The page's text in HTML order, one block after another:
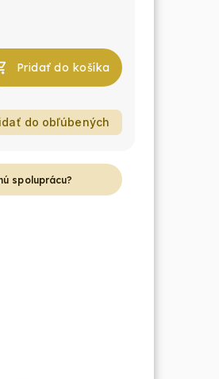
Pridať do košíka
do obľúbených
spoluprácu?